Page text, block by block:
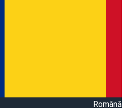
Română